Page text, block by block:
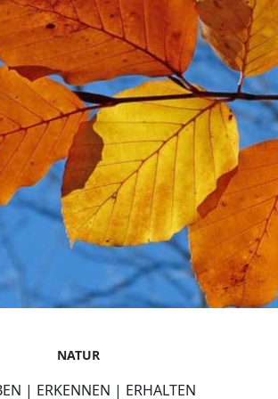
NATUR
| ERKENNEN | ERHALTEN